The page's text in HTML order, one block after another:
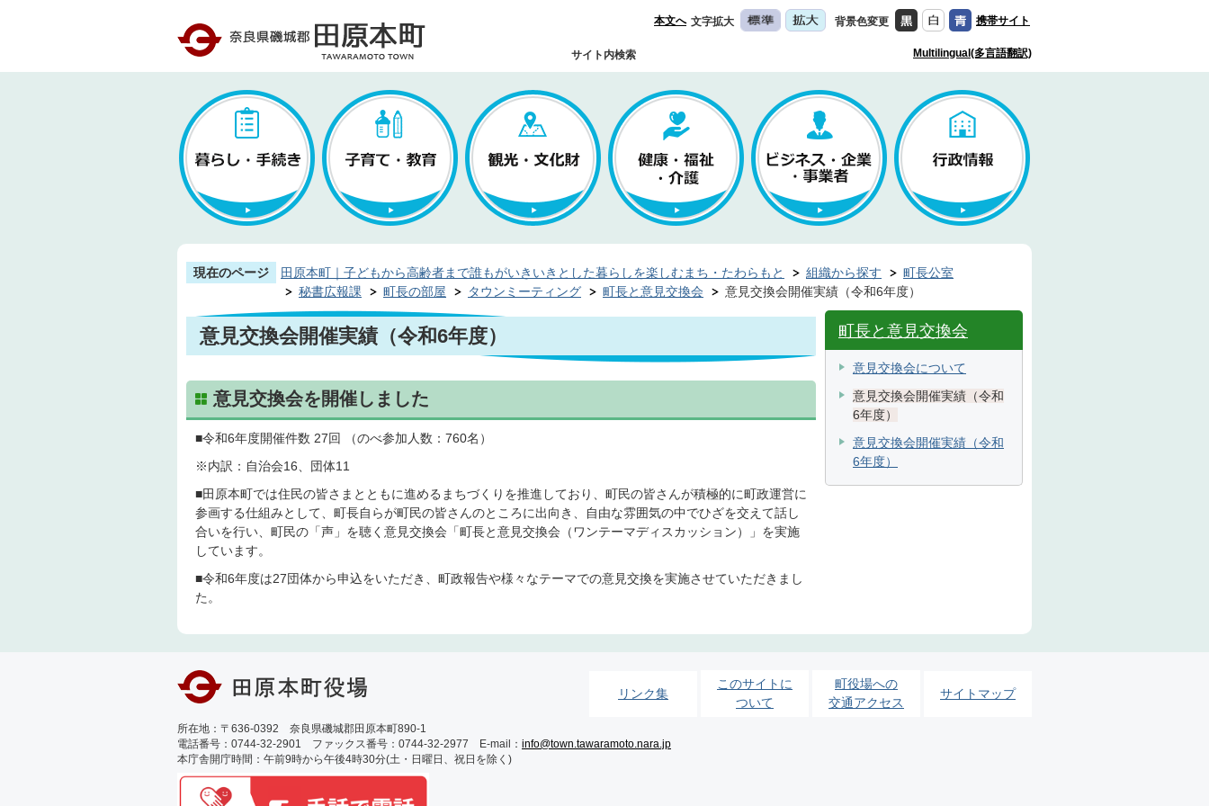
本文へ 文字拡大 背景色変更 携帯サイト
サイト内検索 Multilingual(多言語翻訳)
現在のページ 田原本町｜子どもから高齢者まで誰もがいきいきとした暮らしを楽しむまち・たわらもと 組織から探す
町長公室
秘書広報課
町長の部屋 タウンミーティング 町長と意見交換会 意見交換会開催実績（令和6年度）
意見交換会開催実績（令和6年度）
意見交換会を開催しました
■令和6年度開催件数 27回 （のべ参加人数：760名）
※内訳：自治会16、団体11
■田原本町では住民の皆さまとともに進めるまちづくりを推進しており、町民の皆さんが積極的に町政運営に
参画する仕組みとして、町長自らが町民の皆さんのところに出向き、自由な雰囲気の中でひざを交えて話し
合いを行い、町民の「声」を聴く意見交換会「町長と意見交換会（ワンテーマディスカッション）」を実施
しています。
■令和6年度は27団体から申込をいただき、町政報告や様々なテーマでの意見交換を実施させていただきまし
た。
町長と意見交換会
意見交換会について
意見交換会開催実績（令和
6年度）
意見交換会開催実績（令和
6年度）
リンク集
このサイトに
ついて
町役場への
交通アクセス
サイトマップ
所在地：〒636-0392 奈良県磯城郡田原本町890-1
電話番号：0744-32-2901 ファックス番号：0744-32-2977 E-mail： info@town.tawaramoto.nara.jp
本庁舎開庁時間：午前9時から午後4時30分(土・日曜日、祝日を除く)